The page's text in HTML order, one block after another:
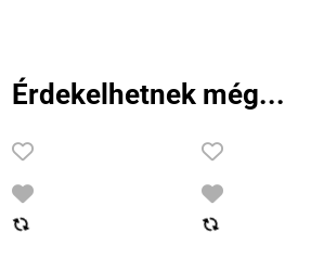
Érdekelhetnek még...